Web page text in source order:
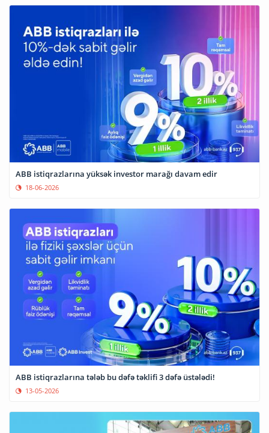
ABB istiqrazlarına yüksək investor marağı davam edir
18-06-2026
ABB istiqrazlarına tələb bu dəfə təklifi 3 dəfə üstələdi!
13-05-2026